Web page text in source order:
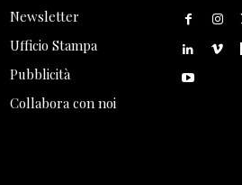
Newsletter
Ufficio Stampa
Pubblicità
Collabora con noi